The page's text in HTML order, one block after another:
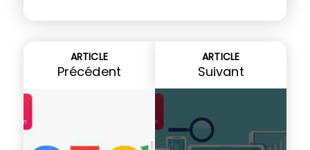
ARTICLE
Précédent
ARTICLE
Suivant